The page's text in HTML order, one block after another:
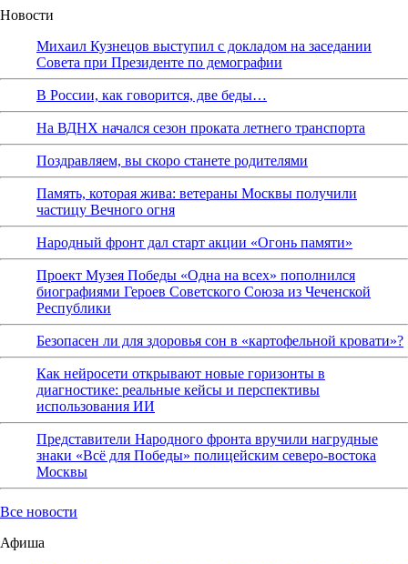
Новости
Михаил Кузнецов выступил с докладом на заседании
Совета при Президенте по демографии
В России, как говорится, две беды…
На ВДНХ начался сезон проката летнего транспорта
Поздравляем, вы скоро станете родителями
Память, которая жива: ветераны Москвы получили
частицу Вечного огня
Народный фронт дал старт акции «Огонь памяти»
Проект Музея Победы «Одна на всех» пополнился
биографиями Героев Советского Союза из Чеченской
Республики
Безопасен ли для здоровья сон в «картофельной кровати»?
Как нейросети открывают новые горизонты в
диагностике: реальные кейсы и перспективы
использования ИИ
Представители Народного фронта вручили нагрудные
знаки «Всё для Победы» полицейским северо-востока
Москвы
Все новости
Афиша